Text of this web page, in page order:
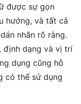
được sự gọn
hướng, và tất cả
nhãn rõ ràng.
định dạng và vị trí
dụng cũng hỗ
có thể sử dụng